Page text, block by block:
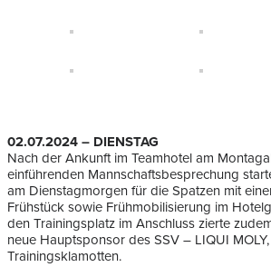
02.07.2024 – DIENSTAG
Nach der Ankunft im Teamhotel am
einführenden Mannschaftsbesprechung
am Dienstagmorgen für die Spatzen mit
Frühstück sowie Frühmobilisierung im
den Trainingsplatz im Anschluss zierte
neue Hauptsponsor des SSV – LIQUI
Trainingsklamotten.